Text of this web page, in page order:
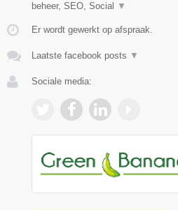
beheer, SEO, Social
▼
Er wordt gewerkt op afspraak.
Laatste facebook posts ▼
Sociale media: